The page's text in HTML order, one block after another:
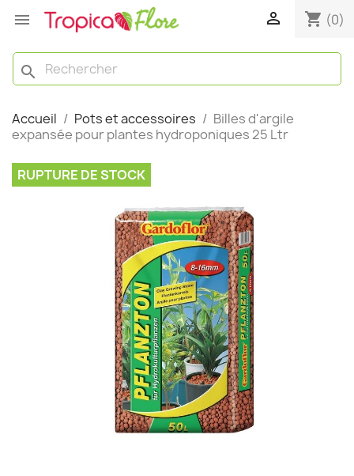
  shopping_cart (0)
search
Accueil Pots et accessoires
Billes d'argile
expansée pour plantes hydroponiques 25 Ltr
RUPTURE DE STOCK